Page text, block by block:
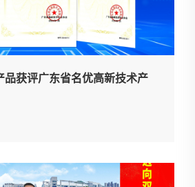
获评广东省名优高新技术产